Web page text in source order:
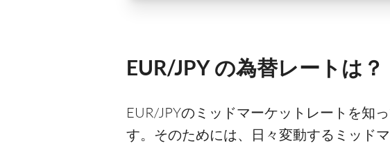
EUR/JPY の為替レートは？
EUR/JPYのミッドマーケットレートを知
す。そのためには、日々変動するミッド